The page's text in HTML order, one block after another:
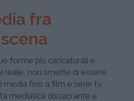
fra
forme più caricaturali e
non smette di essere
fino a film e serie tv
mediatica dissacrante e